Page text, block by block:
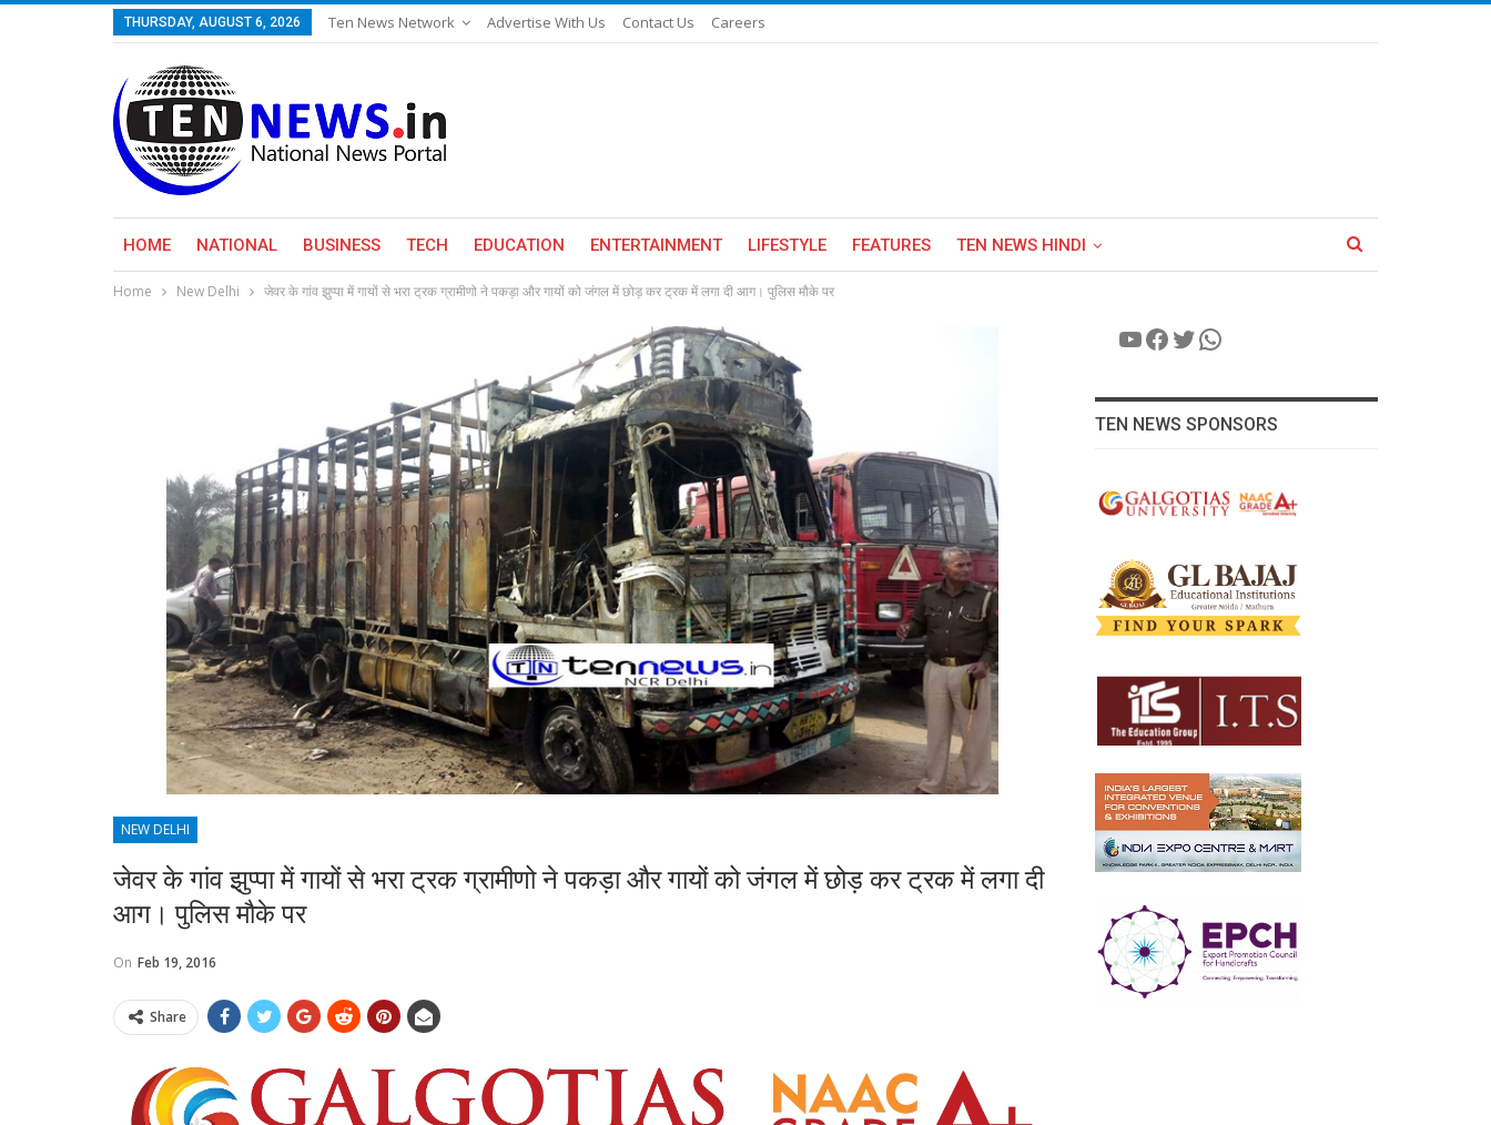
THURSDAY, AUGUST 6, 2026 Ten News Network Advertise With Us Contact Us Careers
HOME NATIONAL BUSINESS TECH EDUCATION ENTERTAINMENT LIFESTYLE FEATURES TEN NEWS HINDI
Home New Delhi जेवर के गांव झुप्पा में गायों से भरा ट्रक ग्रामीणो ने पकड़ा और गायों को जंगल में छोड़ कर ट्रक में लगा दी आग। पुलिस मौके पर
NEW DELHI
जेवर के गांव झुप्पा में गायों से भरा ट्रक ग्रामीणो ने पकड़ा और गायों को जंगल में छोड़ कर ट्रक में लगा दी
आग। पुलिस मौके पर
On Feb 19, 2016
Share
YouTube
Facebook
Twitter
WhatsApp
TEN NEWS SPONSORS